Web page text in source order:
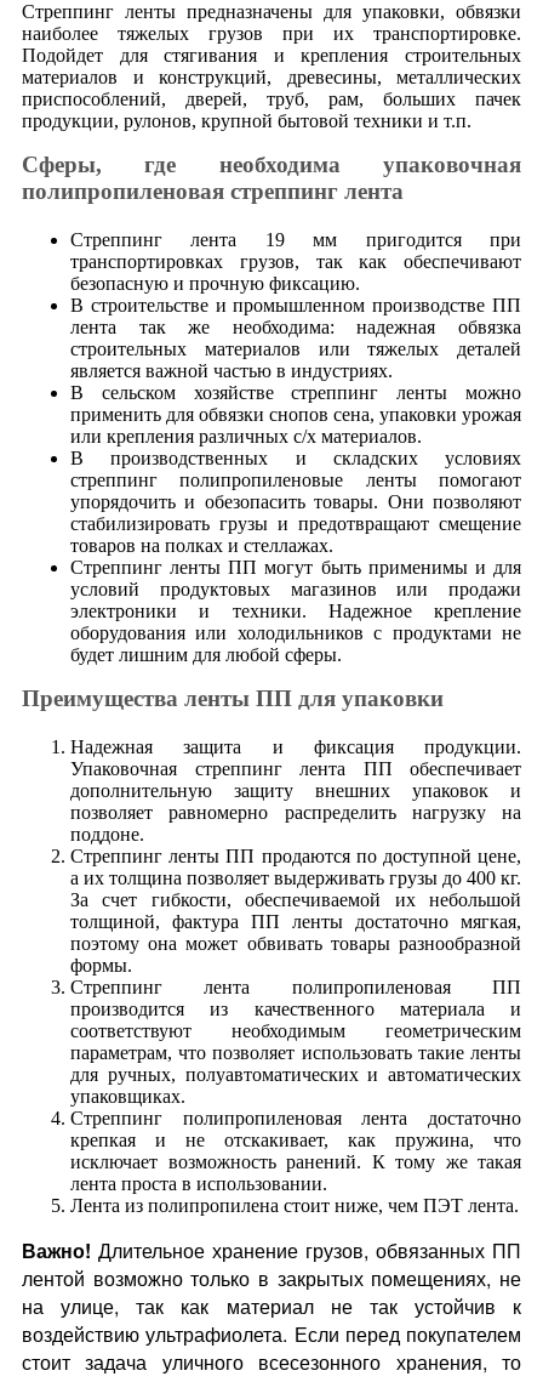
Стреппинг ленты предназначены для упаковки, обвязки
наиболее тяжелых грузов при их транспортировке.
Подойдет для стягивания и крепления строительных
материалов и конструкций, древесины, металлических
приспособлений, дверей, труб, рам, больших пачек
продукции, рулонов, крупной бытовой техники и т.п.
Сферы, где необходима упаковочная
полипропиленовая стреппинг лента
Стреппинг лента 19 мм пригодится при
транспортировках грузов, так как обеспечивают
безопасную и прочную фиксацию.
В строительстве и промышленном производстве ПП
лента так же необходима: надежная обвязка
строительных материалов или тяжелых деталей
является важной частью в индустриях.
В сельском хозяйстве стреппинг ленты можно
применить для обвязки снопов сена, упаковки урожая
или крепления различных с/х материалов.
В производственных и складских условиях
стреппинг полипропиленовые ленты помогают
упорядочить и обезопасить товары. Они позволяют
стабилизировать грузы и предотвращают смещение
товаров на полках и стеллажах.
Стреппинг ленты ПП могут быть применимы и для
условий продуктовых магазинов или продажи
электроники и техники. Надежное крепление
оборудования или холодильников с продуктами не
будет лишним для любой сферы.
Преимущества ленты ПП для упаковки
Надежная защита и фиксация продукции.
Упаковочная стреппинг лента ПП обеспечивает
дополнительную защиту внешних упаковок и
позволяет равномерно распределить нагрузку на
поддоне.
Стреппинг ленты ПП продаются по доступной цене,
а их толщина позволяет выдерживать грузы до 400 кг.
За счет гибкости, обеспечиваемой их небольшой
толщиной, фактура ПП ленты достаточно мягкая,
поэтому она может обвивать товары разнообразной
формы.
Стреппинг лента полипропиленовая ПП
производится из качественного материала и
соответствуют необходимым геометрическим
параметрам, что позволяет использовать такие ленты
для ручных, полуавтоматических и автоматических
упаковщиках.
Стреппинг полипропиленовая лента достаточно
крепкая и не отскакивает, как пружина, что
исключает возможность ранений. К тому же такая
лента проста в использовании.
Лента из полипропилена стоит ниже, чем ПЭТ лента.
Важно! Длительное хранение грузов, обвязанных ПП
лентой возможно только в закрытых помещениях, не
на улице, так как материал не так устойчив к
воздействию ультрафиолета. Если перед покупателем
стоит задача уличного всесезонного хранения, то